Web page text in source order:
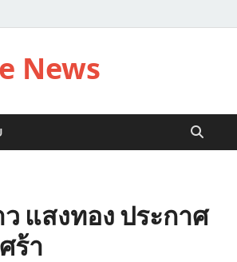
News
แสงทอง ประกาศ
ร้า